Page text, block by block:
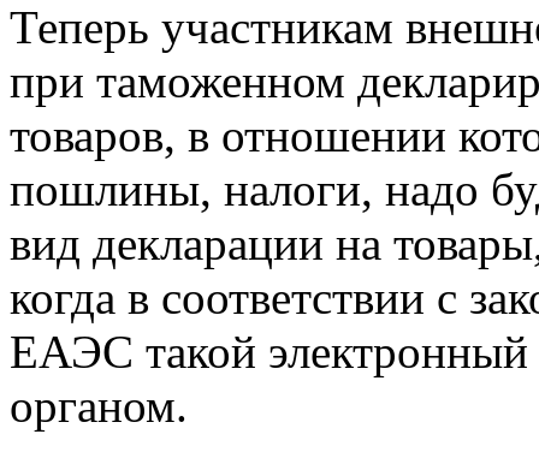
Теперь участникам
при таможенном
товаров, в отношении
пошлины, налоги, надо
вид декларации на
когда в соответствии с
ЕАЭС такой
органом.